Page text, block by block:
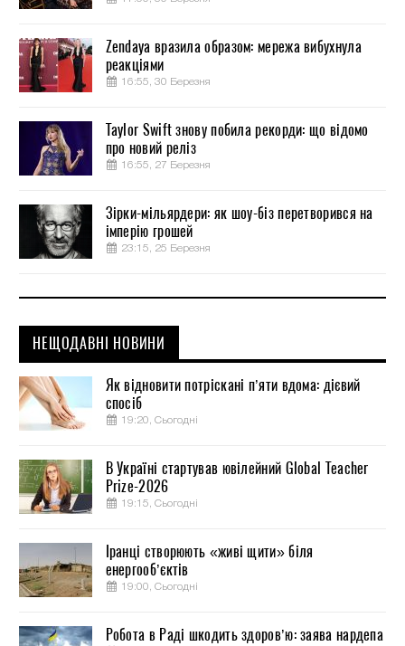
Zendaya вразила образом: мережа вибухнула
реакціями
16:55, 30 Березня
Taylor Swift знову побила рекорди: що відомо
про новий реліз
16:55, 27 Березня
Зірки-мільярдери: як шоу-біз перетворився на
імперію грошей
23:15, 25 Березня
НЕЩОДАВНІ НОВИНИ
Як відновити потріскані п’яти вдома: дієвий
спосіб
19:20, Сьогодні
В Україні стартував ювілейний Global Teacher
Prize-2026
19:15, Сьогодні
Іранці створюють «живі щити» біля
енергооб’єктів
19:00, Сьогодні
Робота в Раді шкодить здоров’ю: заява нардепа